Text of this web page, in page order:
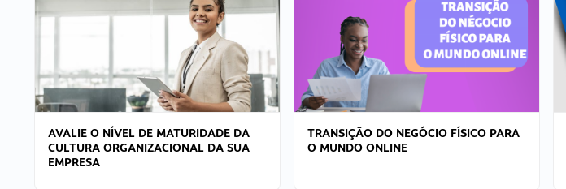
AVALIE O NÍVEL DE MATURIDADE DA
CULTURA ORGANIZACIONAL DA SUA
EMPRESA
TRANSIÇÃO DO NEGÓCIO FÍSICO PARA
O MUNDO ONLINE